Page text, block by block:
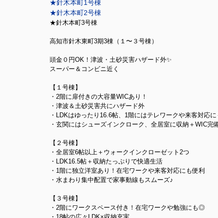
★針木本町1号棟
★針木本町2号棟
★針木本町3号棟
高知市針木東町3期3棟（１〜３号棟）
頭金０円OK！津波・土砂災害ハザード外✨
スーパー＆コンビニ近く
【１号棟】
・2階に扉付きの大容量WICあり！
・津波＆土砂災害共にハザード外
・LDKはゆったり16.6帖、1階にはテレワークや来客対応に
・玄関にはシューズインクローク、全居室に収納＋WIC完
【２号棟】
・全居室6帖以上＋ウォークインクローゼット2つ
・LDK16.5帖＋収納たっぷりで快適生活
・1階に独立洋室あり！在宅ワークや来客対応にも便利
・水まわり集中配置で家事動線もスムーズ♪
【３号棟】
・2階にワークスペース付き！在宅ワークや勉強にも◎